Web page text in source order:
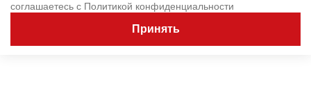
соглашаетесь с Политикой конфиденциальности
Принять